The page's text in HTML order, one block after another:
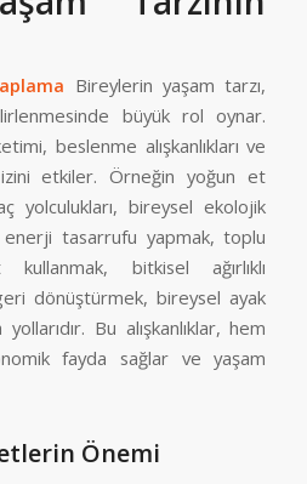
Bireylerin yaşam tarzı,
büyük rol oynar.
beslenme alışkanlıkları ve
etkiler. Örneğin yoğun et
yolculukları, bireysel ekolojik
enerji tasarrufu yapmak, toplu
bitkisel ağırlıklı
dönüştürmek, bireysel ayak
Bu alışkanlıklar, hem
fayda sağlar ve yaşam
Önemi